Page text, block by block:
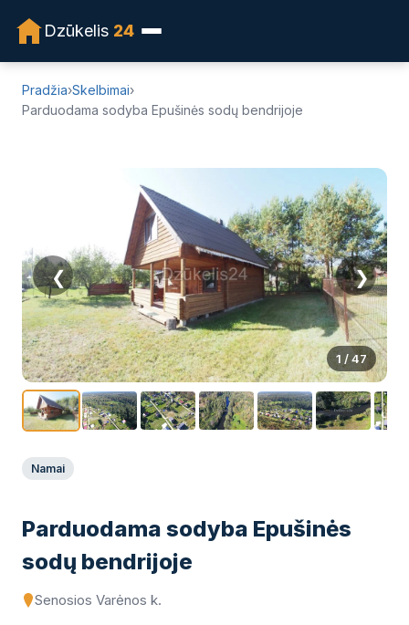
Dzūkelis 24
Pradžia›Skelbimai›
Parduodama sodyba Epušinės sodų bendrijoje
❮ ❯
1 / 47
PASIŪLYMAS NEGALIOJA!
Namai
Parduodama sodyba Epušinės
sodų bendrijoje
Senosios Varėnos k.